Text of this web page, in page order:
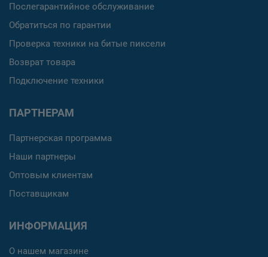
Послегарантийное обслуживание
Обратиться по гарантии
Проверка техники на битые пиксели
Возврат товара
Подключение техники
ПАРТНЕРАМ
Партнерская программа
Наши партнеры
Оптовым клиентам
Поставщикам
ИНФОРМАЦИЯ
О нашем магазине